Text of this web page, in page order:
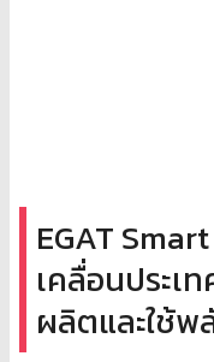
EGAT
เคลื่อนประเ
ผลิตและใช้พ